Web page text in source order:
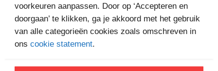
voorkeuren aanpassen. Door op ‘Accepteren en
doorgaan’ te klikken, ga je akkoord met het gebruik
van alle categorieën cookies zoals omschreven in
ons cookie statement.